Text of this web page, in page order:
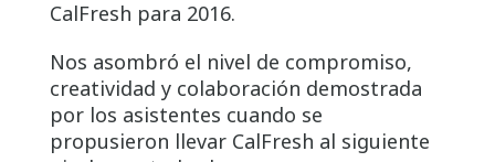
CalFresh para 2016.
Nos asombró el nivel de compromiso,
creatividad y colaboración demostrada
por los asistentes cuando se
propusieron llevar CalFresh al siguiente